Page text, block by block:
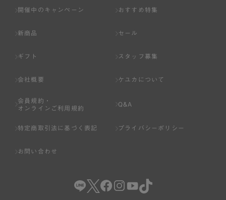
開催中のキャンペーン おすすめ特集
新商品 セール
ギフト スタッフ募集
会社概要 ケユカについて
会員規約・
オンラインご利用規約
Q&A
特定商取引法に基づく表記 プライバシーポリシー
お問い合わせ